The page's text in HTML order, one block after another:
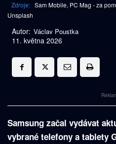
Zdroje: Sam Mobile, PC Mag - za
Unsplash
Autor: Václav Poustka
11. května 2026
Samsung začal vydávat
vybrané telefony a tablety